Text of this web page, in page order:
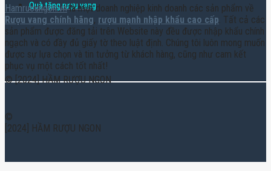
Quà tặng rượu vang
Hamruoungon.vnlà một doanh nghiệp kinh doanh các sản phẩm về
Rượu vang chính hãng, rượu mạnh nhập khẩu cao cấp. Tất cả các
sản phẩm được đăng tải trên Website này đều được nhập khẩu chính
ngạch và có đầy đủ giấy tờ theo luật định. Chúng tôi luôn mong muốn
được sự lựa chọn và tin tưởng từ khách hàng, cũng như cam kết
phục vụ một cách tốt nhất!
© [2024] HẦM RƯỢU NGON
©
[2024] HẦM RƯỢU NGON